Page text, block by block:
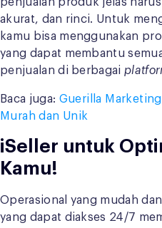
penjualan produk jelas
akurat, dan rinci. Untuk
kamu bisa menggunakan
yang dapat membantu
penjualan di berbagai
Baca juga: Guerilla
Murah dan Unik
iSeller untuk
Kamu!
Operasional yang mudah
yang dapat diakses 24/7